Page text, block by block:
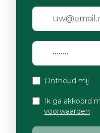
Onthoud mij
Ik ga akkoord
voorwaarden